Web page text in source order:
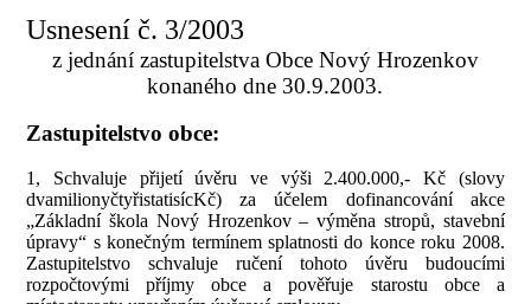
Usnesení č. 3/2003
z jednání zastupitelstva Obce Nový Hrozenkov
konaného dne 30.9.2003.
Zastupitelstvo obce:
1, Schvaluje přijetí úvěru ve výši 2.400.000,- Kč (slovy
dvamilionyčtyřistatisícKč) za účelem dofinancování akce
„Základní škola Nový Hrozenkov – výměna stropů, stavební
úpravy“ s konečným termínem splatnosti do konce roku 2008.
Zastupitelstvo schvaluje ručení tohoto úvěru budoucími
rozpočtovými příjmy obce a pověřuje starostu obce a